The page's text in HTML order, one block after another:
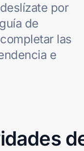
por
de
las
e